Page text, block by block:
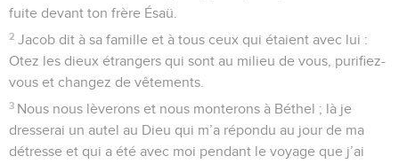
fuite devant ton frère Ésaü.
2 Jacob dit à sa famille et à tous ceux qui étaient avec lui :
Otez les dieux étrangers qui sont au milieu de vous, purifiez-
vous et changez de vêtements.
3 Nous nous lèverons et nous monterons à Béthel ; là je
dresserai un autel au Dieu qui m’a répondu au jour de ma
détresse et qui a été avec moi pendant le voyage que j’ai